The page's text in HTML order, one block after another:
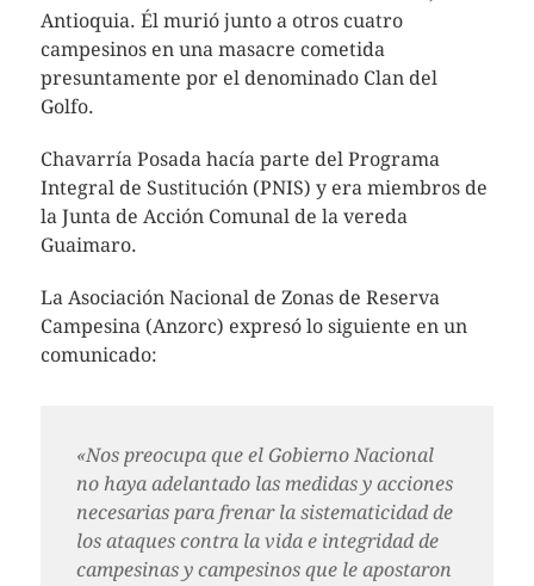
Antioquia. Él murió junto a otros cuatro
campesinos en una masacre cometida
presuntamente por el denominado Clan del
Golfo.
Chavarría Posada hacía parte del Programa
Integral de Sustitución (PNIS) y era miembros de
la Junta de Acción Comunal de la vereda
Guaimaro.
La Asociación Nacional de Zonas de Reserva
Campesina (Anzorc) expresó lo siguiente en un
comunicado:
«Nos preocupa que el Gobierno Nacional
no haya adelantado las medidas y acciones
necesarias para frenar la sistematicidad de
los ataques contra la vida e integridad de
campesinas y campesinos que le apostaron